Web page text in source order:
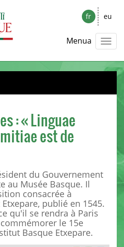
fr eu
Menua
: « Linguae
est de
du Gouvernement
au Musée Basque. Il
consacrée à
publié en 1545.
qu'il se rendra à Paris
le 15e
Basque Etxepare.